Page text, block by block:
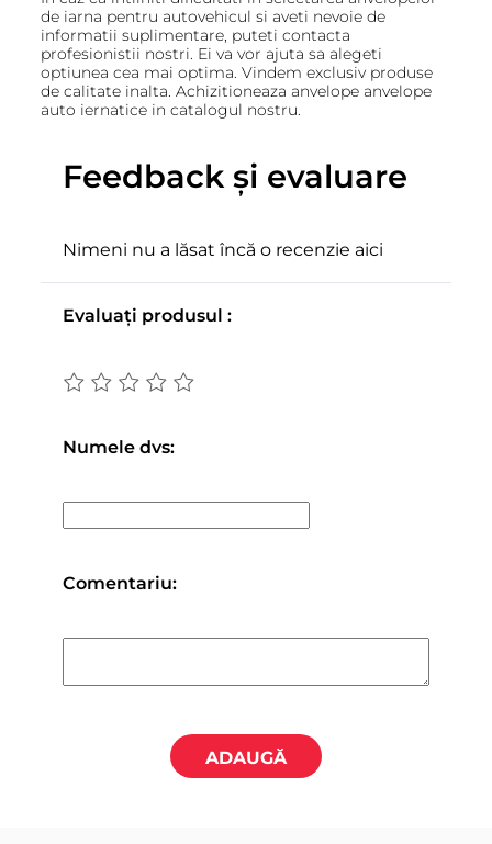
de iarna pentru autovehicul si aveti nevoie de
informatii suplimentare, puteti contacta
profesionistii nostri. Ei va vor ajuta sa alegeti
optiunea cea mai optima. Vindem exclusiv produse
de calitate inalta. Achizitioneaza anvelope anvelope
auto iernatice in catalogul nostru.
Feedback și evaluare
Nimeni nu a lăsat încă o recenzie aici
Evaluați produsul :
Numele dvs:
Comentariu:
ADAUGĂ